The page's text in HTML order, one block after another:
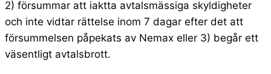
2) försummar att iaktta avtalsmässiga skyldigheter
och inte vidtar rättelse inom 7 dagar efter det att
försummelsen påpekats av Nemax eller 3) begår ett
väsentligt avtalsbrott.​